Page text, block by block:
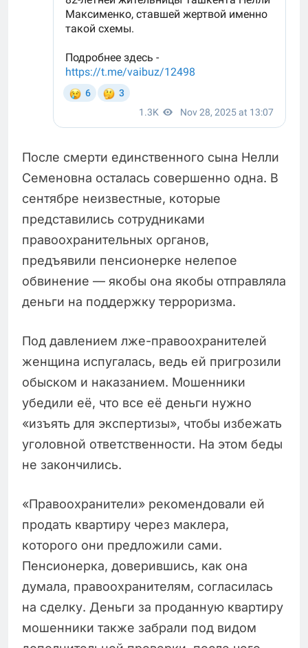
После смерти единственного сына Нелли
Семеновна осталась совершенно одна. В
сентябре неизвестные, которые
представились сотрудниками
правоохранительных органов,
предъявили пенсионерке нелепое
обвинение — якобы она якобы отправляла
деньги на поддержку терроризма.
Под давлением лже-правоохранителей
женщина испугалась, ведь ей пригрозили
обыском и наказанием. Мошенники
убедили её, что все её деньги нужно
«изъять для экспертизы», чтобы избежать
уголовной ответственности. На этом беды
не закончились.
«Правоохранители» рекомендовали ей
продать квартиру через маклера,
которого они предложили сами.
Пенсионерка, доверившись, как она
думала, правоохранителям, согласилась
на сделку. Деньги за проданную квартиру
мошенники также забрали под видом